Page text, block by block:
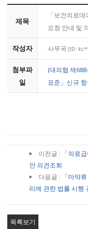
제목
「보건의료
요청 안내 및
작성자 사무국 [ID:
첨부파
일
(대의협 제
표준」신규
이전글 :
「의료
안 의견조회
다음글 :
「마약
리에 관한 법률 시행
목록보기